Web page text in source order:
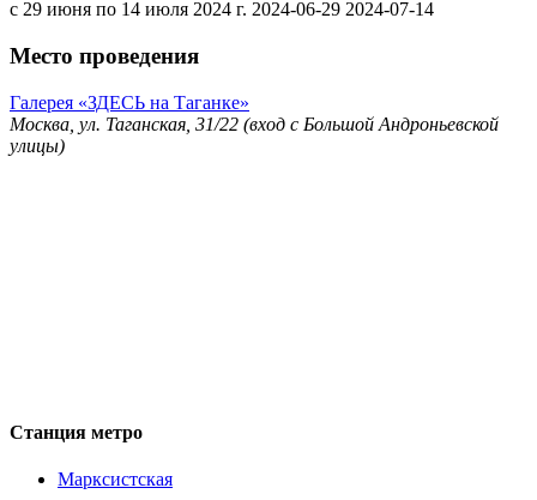
с 29 июня по 14 июля 2024 г. 2024-06-29 2024-07-14
Место проведения
Галерея «ЗДЕСЬ на Таганке»
Москва, ул. Таганская, 31/22 (вход с Большой Андроньевской
улицы)
Станция метро
Марксистская